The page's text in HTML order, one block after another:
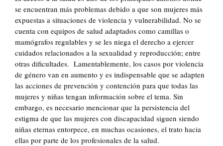
se encuentran más problemas debido a que son mujeres más
expuestas a situaciones de violencia y vulnerabilidad. No se
cuenta con equipos de salud adaptados como camillas o
mamógrafos regulables y se les niega el derecho a ejercer
cuidados relacionados a la sexualidad y reproducción; entre
otras dificultades. Lamentablemente, los casos por violencia
de género van en aumento y es indispensable que se adapten
las acciones de prevención y contención para que todas las
mujeres y niñas tengan información sobre el tema. Sin
embargo, es necesario mencionar que la persistencia del
estigma de que las mujeres con discapacidad siguen siendo
niñas eternas entorpece, en muchas ocasiones, el trato hacia
ellas por parte de los profesionales de la salud.